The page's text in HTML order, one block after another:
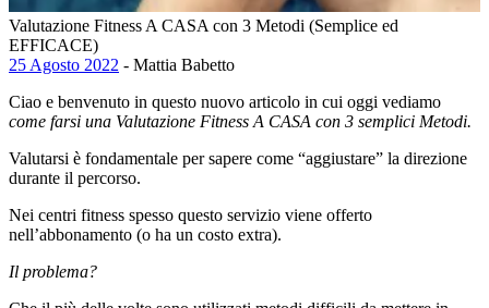
Valutazione Fitness A CASA con 3 Metodi (Semplice ed
EFFICACE)
25 Agosto 2022 - Mattia Babetto
Ciao e benvenuto in questo nuovo articolo in cui oggi vediamo
come farsi una Valutazione Fitness A CASA con 3 semplici Metodi.
Valutarsi è fondamentale per sapere come “aggiustare” la direzione
durante il percorso.
Nei centri fitness spesso questo servizio viene offerto
nell’abbonamento (o ha un costo extra).
Il problema?